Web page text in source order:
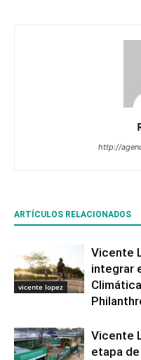
http://
ARTÍCULOS RELACIONADOS
vicente lopez
Vicente
integrar
Vicente
etapa